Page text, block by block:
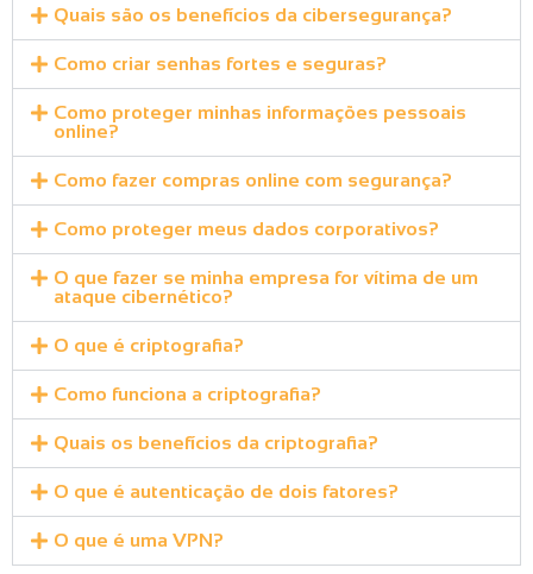
Quais são os benefícios da cibersegurança?
Como criar senhas fortes e seguras?
Como proteger minhas informações pessoais
online?
Como fazer compras online com segurança?
Como proteger meus dados corporativos?
O que fazer se minha empresa for vítima de um
ataque cibernético?
O que é criptografia?
Como funciona a criptografia?
Quais os benefícios da criptografia?
O que é autenticação de dois fatores?
O que é uma VPN?